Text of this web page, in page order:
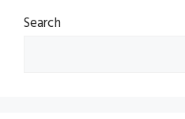
Search